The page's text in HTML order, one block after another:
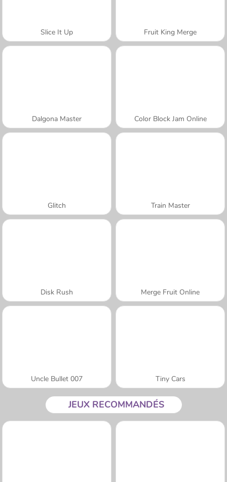
Slice It Up Fruit King Merge
Dalgona Master Color Block Jam Online
Glitch Train Master
Disk Rush Merge Fruit Online
Uncle Bullet 007 Tiny Cars
JEUX RECOMMANDÉS